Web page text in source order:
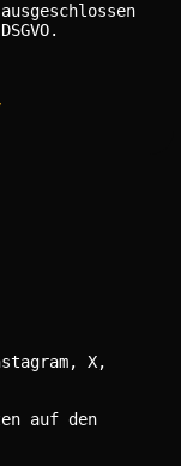
X,
auf den